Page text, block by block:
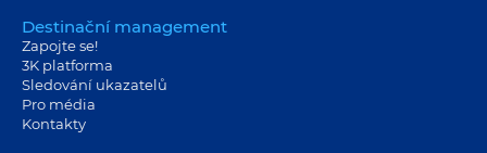
Destinační management
Zapojte se!
3K platforma
Sledování ukazatelů
Pro média
Kontakty